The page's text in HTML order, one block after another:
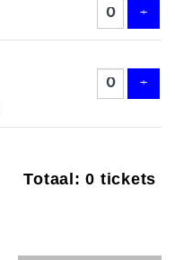
+
+
Totaal: 0 tickets